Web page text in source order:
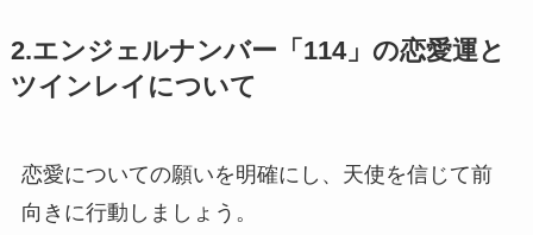
2.エンジェルナンバー「114」の恋愛運と
ツインレイについて
恋愛についての願いを明確にし、天使を信じて前
向きに行動しましょう。